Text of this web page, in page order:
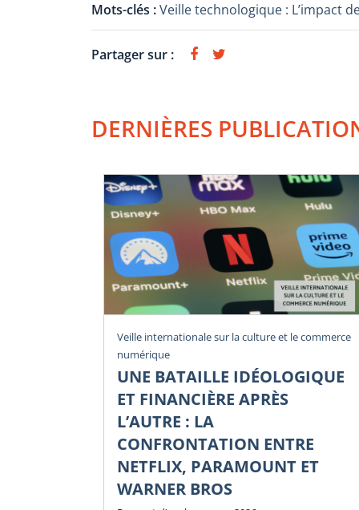
Mots-clés :Veille technologique : L’impact
Partager sur :
DERNIÈRES
Veille internationale sur la culture et le commerce
numérique
UNE BATAILLE IDÉOLOGIQUE
ET FINANCIÈRE APRÈS
L’AUTRE : LA
CONFRONTATION ENTRE
NETFLIX, PARAMOUNT ET
WARNER BROS